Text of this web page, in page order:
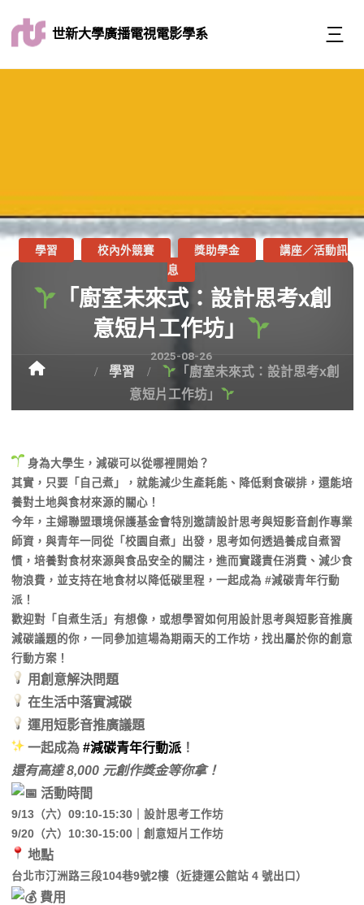
世新大學廣播電視電影學系
「廚室未來式：設計思考x創
意短片工作坊」
2025-08-26
學習 校內外競賽 獎助學金
講座／活動訊
息
學習
「廚室未來式：設計思考x創
意短片工作坊」
身為大學生，減碳可以從哪裡開始？
其實，只要「自己煮」，就能減少生產耗能、降低剩食碳排，還能培
養對土地與食材來源的關心！
今年，主婦聯盟環境保護基金會特別邀請設計思考與短影音創作專業
師資，與青年一同從「校園自煮」出發，思考如何透過養成自煮習
慣，培養對食材來源與食品安全的關注，進而實踐責任消費、減少食
物浪費，並支持在地食材以降低碳里程，一起成為 #減碳青年行動
派！
歡迎對「自煮生活」有想像，或想學習如何用設計思考與短影音推廣
減碳議題的你，一同參加這場為期兩天的工作坊，找出屬於你的創意
行動方案！
用創意解決問題
在生活中落實減碳
運用短影音推廣議題
一起成為 #減碳青年行動派！
還有高達 8,000 元創作獎金等你拿！
活動時間
9/13（六）09:10-15:30｜設計思考工作坊
9/20（六）10:30-15:00｜創意短片工作坊
地點
台北市汀洲路三段104巷9號2樓（近捷運公館站 4 號出口）
費用